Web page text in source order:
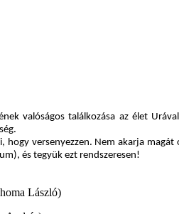
valóságos találkozása az élet
versenyezzen. Nem akarja
és tegyük ezt rendszeresen!
László)